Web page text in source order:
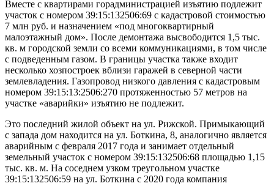
Вместе с квартирами горадминистрацией изъятию подлежит
участок с номером 39:15:132506:69 с кадастровой стоимостью
7 млн руб. и назначением «под многоквартирный
малоэтажный дом». После демонтажа высвободится 1,5 тыс.
кв. м городской земли со всеми коммуникациями, в том числе
с подведенным газом. В границы участка также входит
несколько хозпостроек вблизи гаражей в северной части
землевладения. Газопровод низкого давления с кадастровым
номером 39:15:13:2506:270 протяженностью 57 метров на
участке «аварийки» изъятию не подлежит.
Это последний жилой объект на ул. Рижской. Примыкающий
с запада дом находится на ул. Боткина, 8, аналогично является
аварийным с февраля 2017 года и занимает отдельный
земельный участок с номером 39:15:132506:68 площадью 1,15
тыс. кв. м. На соседнем узком треугольном участке
39:15:132506:59 на ул. Боткина с 2020 года компания